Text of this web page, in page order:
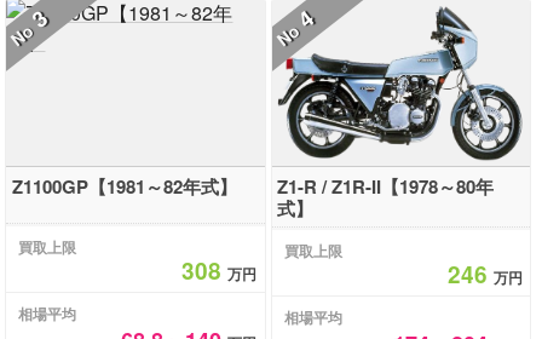
No
3
Z1100GP【1981～82年式】
買取上限
308万円
相場平均
No
4
Z1-R / Z1R-II【1978～80年
式】
買取上限
246 万円
相場平均